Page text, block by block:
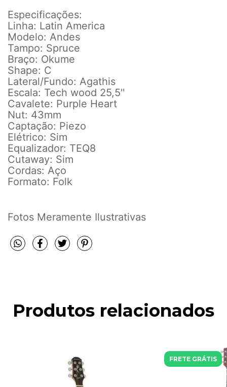
Especificações:
Linha: Latin America
Modelo: Andes
Tampo: Spruce
Braço: Okume
Shape: C
Lateral/Fundo: Agathis
Escala: Tech wood 25,5''
Cavalete: Purple Heart
Nut: 43mm
Captação: Piezo
Elétrico: Sim
Equalizador: TEQ8
Cutaway: Sim
Cordas: Aço
Formato: Folk
Fotos Meramente Ilustrativas
Produtos relacionados
FRETE GRÁTIS